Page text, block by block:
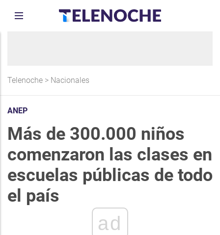
Telenoche > Nacionales
ANEP
Más de 300.000 niños
comenzaron las clases en
escuelas públicas de todo
el país
ad